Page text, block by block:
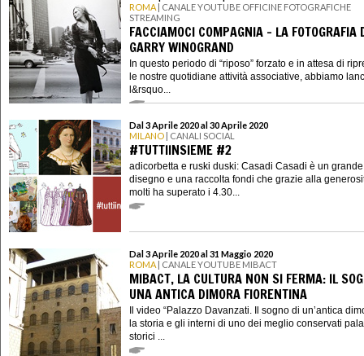
ROMA | CANALE YOUTUBE OFFICINE FOTOGRAFICHE
STREAMING
FACCIAMOCI COMPAGNIA - LA FOTOGRAFIA
GARRY WINOGRAND
In questo periodo di “riposo” forzato e in attesa di
le nostre quotidiane attività associative, abbiamo
l&rsquo...
Dal 3 Aprile 2020 al 30 Aprile 2020
MILANO | CANALI SOCIAL
#TUTTIINSIEME #2
adicorbetta e ruski duski: Casadi Casadi è un grande
disegno e una raccolta fondi che grazie alla
molti ha superato i 4.30...
Dal 3 Aprile 2020 al 31 Maggio 2020
ROMA | CANALE YOUTUBE MIBACT
MIBACT, LA CULTURA NON SI FERMA: IL
UNA ANTICA DIMORA FIORENTINA
Il video “Palazzo Davanzati. Il sogno di un’antica
la storia e gli interni di uno dei meglio conservati
storici ...